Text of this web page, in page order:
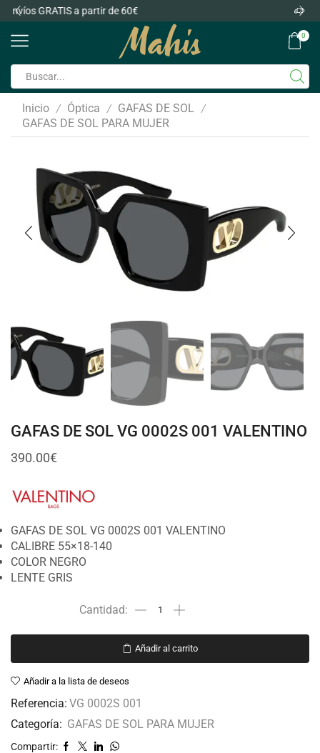
Envíos GRATIS a partir de 60€
0
Inicio / Óptica / GAFAS DE SOL /
GAFAS DE SOL PARA MUJER
GAFAS DE SOL VG 0002S 001 VALENTINO
390.00€
GAFAS DE SOL VG 0002S 001 VALENTINO
CALIBRE 55×18-140
COLOR NEGRO
LENTE GRIS
Añadir al carrito
Añadir a la lista de deseos
Referencia: VG 0002S 001
Categoría: GAFAS DE SOL PARA MUJER
Compartir: